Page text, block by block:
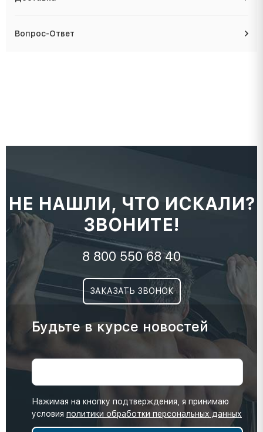
Вопрос-Ответ
НЕ НАШЛИ, ЧТО ИСКАЛИ?
ЗВОНИТЕ!
8 800 550 68 40
ЗАКАЗАТЬ ЗВОНОК
Будьте в курсе новостей
Нажимая на кнопку подтверждения, я принимаю
условия политики обработки персональных данных